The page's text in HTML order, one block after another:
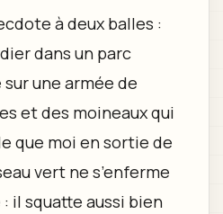
à deux balles :
dans un parc
une armée de
et des moineaux qui
que moi en sortie de
vert ne s’enferme
il squatte aussi bien